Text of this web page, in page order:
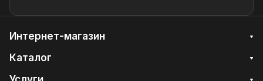
Интернет-магазин
Каталог